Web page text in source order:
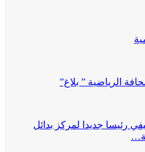
الرياضية ” بلاغ”
رئيسا جديدا لمركز بدائل